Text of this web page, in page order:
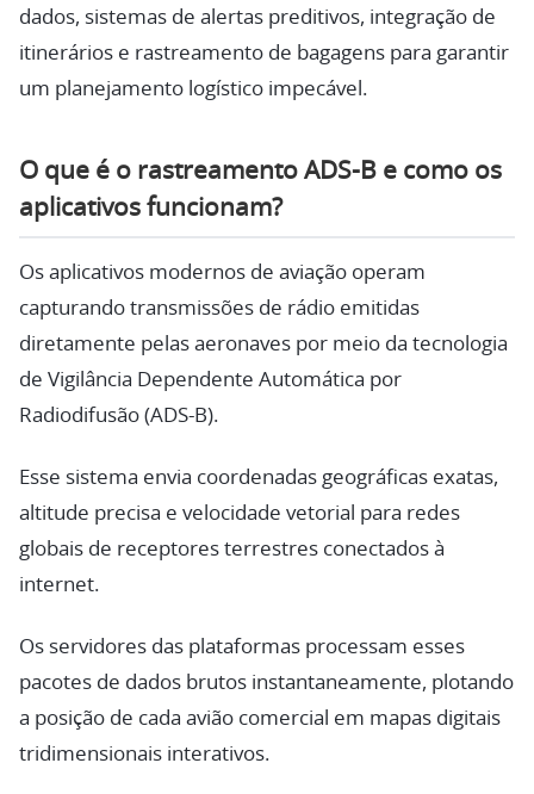
dados, sistemas de alertas preditivos, integração de
itinerários e rastreamento de bagagens para garantir
um planejamento logístico impecável.
O que é o rastreamento ADS-B e como os
aplicativos funcionam?
Os aplicativos modernos de aviação operam
capturando transmissões de rádio emitidas
diretamente pelas aeronaves por meio da tecnologia
de Vigilância Dependente Automática por
Radiodifusão (ADS-B).
Esse sistema envia coordenadas geográficas exatas,
altitude precisa e velocidade vetorial para redes
globais de receptores terrestres conectados à
internet.
Os servidores das plataformas processam esses
pacotes de dados brutos instantaneamente, plotando
a posição de cada avião comercial em mapas digitais
tridimensionais interativos.